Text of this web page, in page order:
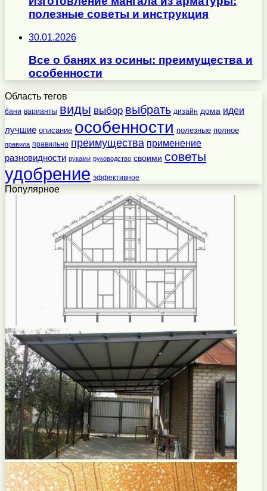
полезные советы и инструкция
30.01.2026
Все о банях из осины: преимущества и
особенности
Область тегов
бани варианты виды выбор выбрать дизайн дома идеи
лучшие описание особенности полезные полное
правила правильно преимущества применение
разновидности руками руководство своими советы
удобрение эффективное
Популярное